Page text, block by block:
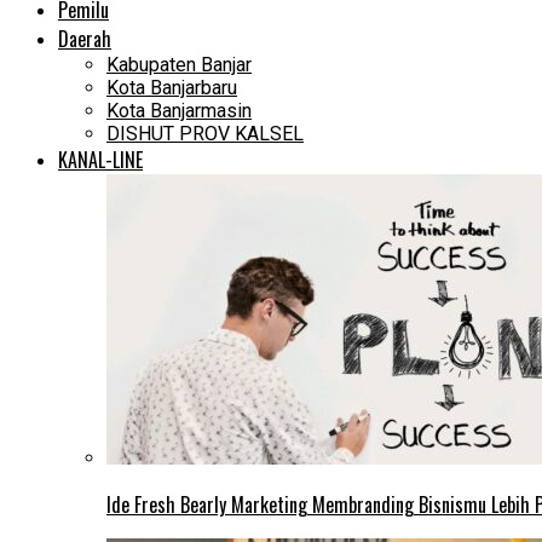
Pemilu
Daerah
Kabupaten Banjar
Kota Banjarbaru
Kota Banjarmasin
DISHUT PROV KALSEL
KANAL-LINE
Ide Fresh Bearly Marketing Membranding Bisnismu Lebih